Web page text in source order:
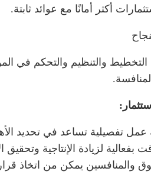
أكثر أمانًا مع عوائد ثابتة.
التخطيط والتنظيم والتحكم في
تفصيلية تساعد في تحديد
بفعالية لزيادة الإنتاجية
والمنافسين يمكن من اتخاذ